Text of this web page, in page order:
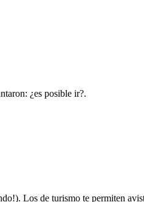
¿es posible ir?.
Los de turismo te permiten